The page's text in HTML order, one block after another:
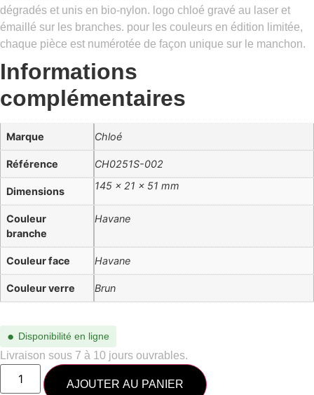
dégradés et unis en bio-nylon. logo chloé gravé au laser et
émaillé sur les branches. pour les couleurs en édition limitée,
chaque pièce est numérotée de façon unique sur le manchon.
Informations
complémentaires
Référence CH0251S-002
Dimensions 145 × 21 × 51 mm
Couleur
branche
Havane
Couleur face Havane
Couleur verre Brun
Marque Chloé
● Disponibilité en ligne
Livraison sous 7 à 10 jours ouvrables.
AJOUTER AU PANIER